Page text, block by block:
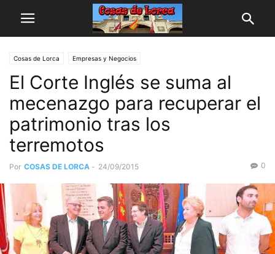
Cosas de Lorca Empresas y Negocios
El Corte Inglés se suma al
mecenazgo para recuperar el
patrimonio tras los
terremotos
Por COSAS DE LORCA - 24/09/2015 0